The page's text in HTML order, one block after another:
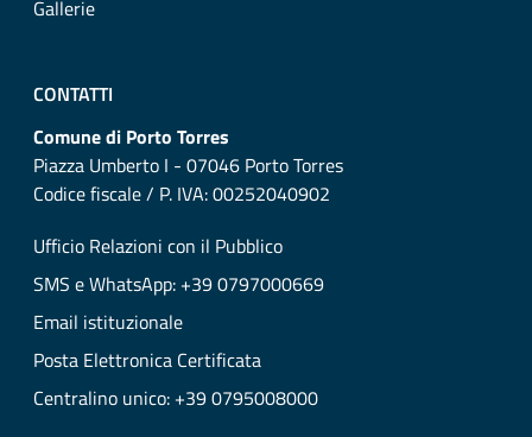
Gallerie
CONTATTI
Comune di Porto Torres
Piazza Umberto I - 07046 Porto Torres
Codice fiscale / P. IVA: 00252040902
Ufficio Relazioni con il Pubblico
SMS e WhatsApp: +39 0797000669
Email istituzionale
Posta Elettronica Certificata
Centralino unico: +39 0795008000